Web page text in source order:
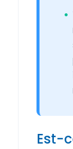
Est-